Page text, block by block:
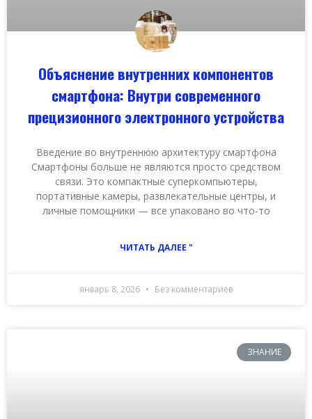
Объяснение внутренних компонентов
смартфона: Внутри современного
прецизионного электронного устройства
Введение во внутреннюю архитектуру смартфона
Смартфоны больше не являются просто средством
связи. Это компактные суперкомпьютеры,
портативные камеры, развлекательные центры, и
личные помощники — все упаковано во что-то
ЧИТАТЬ ДАЛЕЕ "
январь 8, 2026 Без комментариев
ЗНАНИЕ